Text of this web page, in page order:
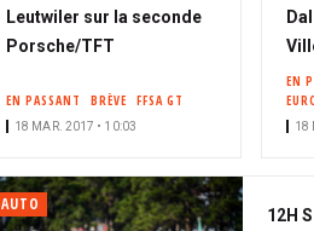
Leutwiler sur la seconde
Porsche/TFT
EN PASSANT BRÈVE FFSA GT
18 MAR. 2017 • 10:03
EN
18
AUTO
12H